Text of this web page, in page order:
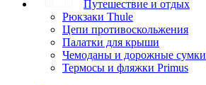
Путешествие и отдых
Рюкзаки Thule
Цепи противоскольжения
Палатки для крыши
Чемоданы и дорожные сумки
Термосы и фляжки Primus